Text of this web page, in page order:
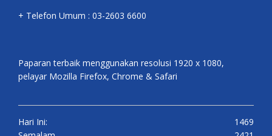
+ Telefon Umum : 03-2603 6600
Paparan terbaik menggunakan resolusi 1920 x 1080,
pelayar Mozilla Firefox, Chrome & Safari
Hari Ini:
1469